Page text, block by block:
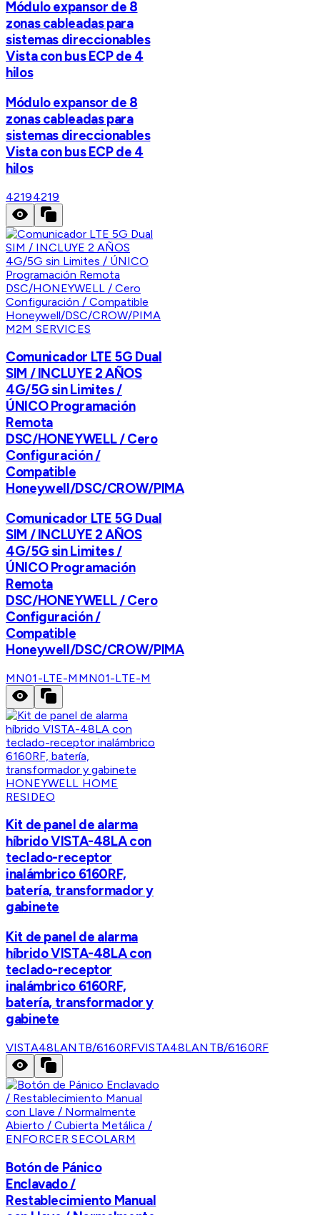
Módulo expansor de 8
zonas cableadas para
sistemas direccionables
Vista con bus ECP de 4
hilos
Módulo expansor de 8
zonas cableadas para
sistemas direccionables
Vista con bus ECP de 4
hilos
42194219
M2M SERVICES
Comunicador LTE 5G Dual
SIM / INCLUYE 2 AÑOS
4G/5G sin Limites /
ÚNICO Programación
Remota
DSC/HONEYWELL / Cero
Configuración /
Compatible
Honeywell/DSC/CROW/PIMA
Comunicador LTE 5G Dual
SIM / INCLUYE 2 AÑOS
4G/5G sin Limites /
ÚNICO Programación
Remota
DSC/HONEYWELL / Cero
Configuración /
Compatible
Honeywell/DSC/CROW/PIMA
MN01-LTE-M MN01-LTE-M
HONEYWELL HOME
RESIDEO
Kit de panel de alarma
híbrido VISTA-48LA con
teclado-receptor
inalámbrico 6160RF,
batería, transformador y
gabinete
Kit de panel de alarma
híbrido VISTA-48LA con
teclado-receptor
inalámbrico 6160RF,
batería, transformador y
gabinete
VISTA48LANTB/6160RFVISTA48LANTB/6160RF
ENFORCER SECOLARM
Botón de Pánico
Enclavado /
Restablecimiento Manual